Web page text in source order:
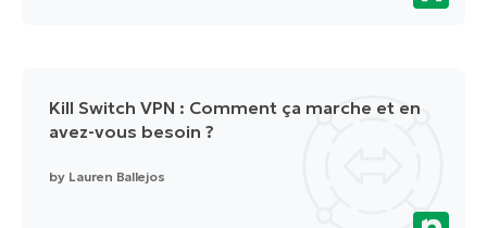
Kill Switch VPN : Comment ça marche et en
avez-vous besoin ?
by Lauren Ballejos